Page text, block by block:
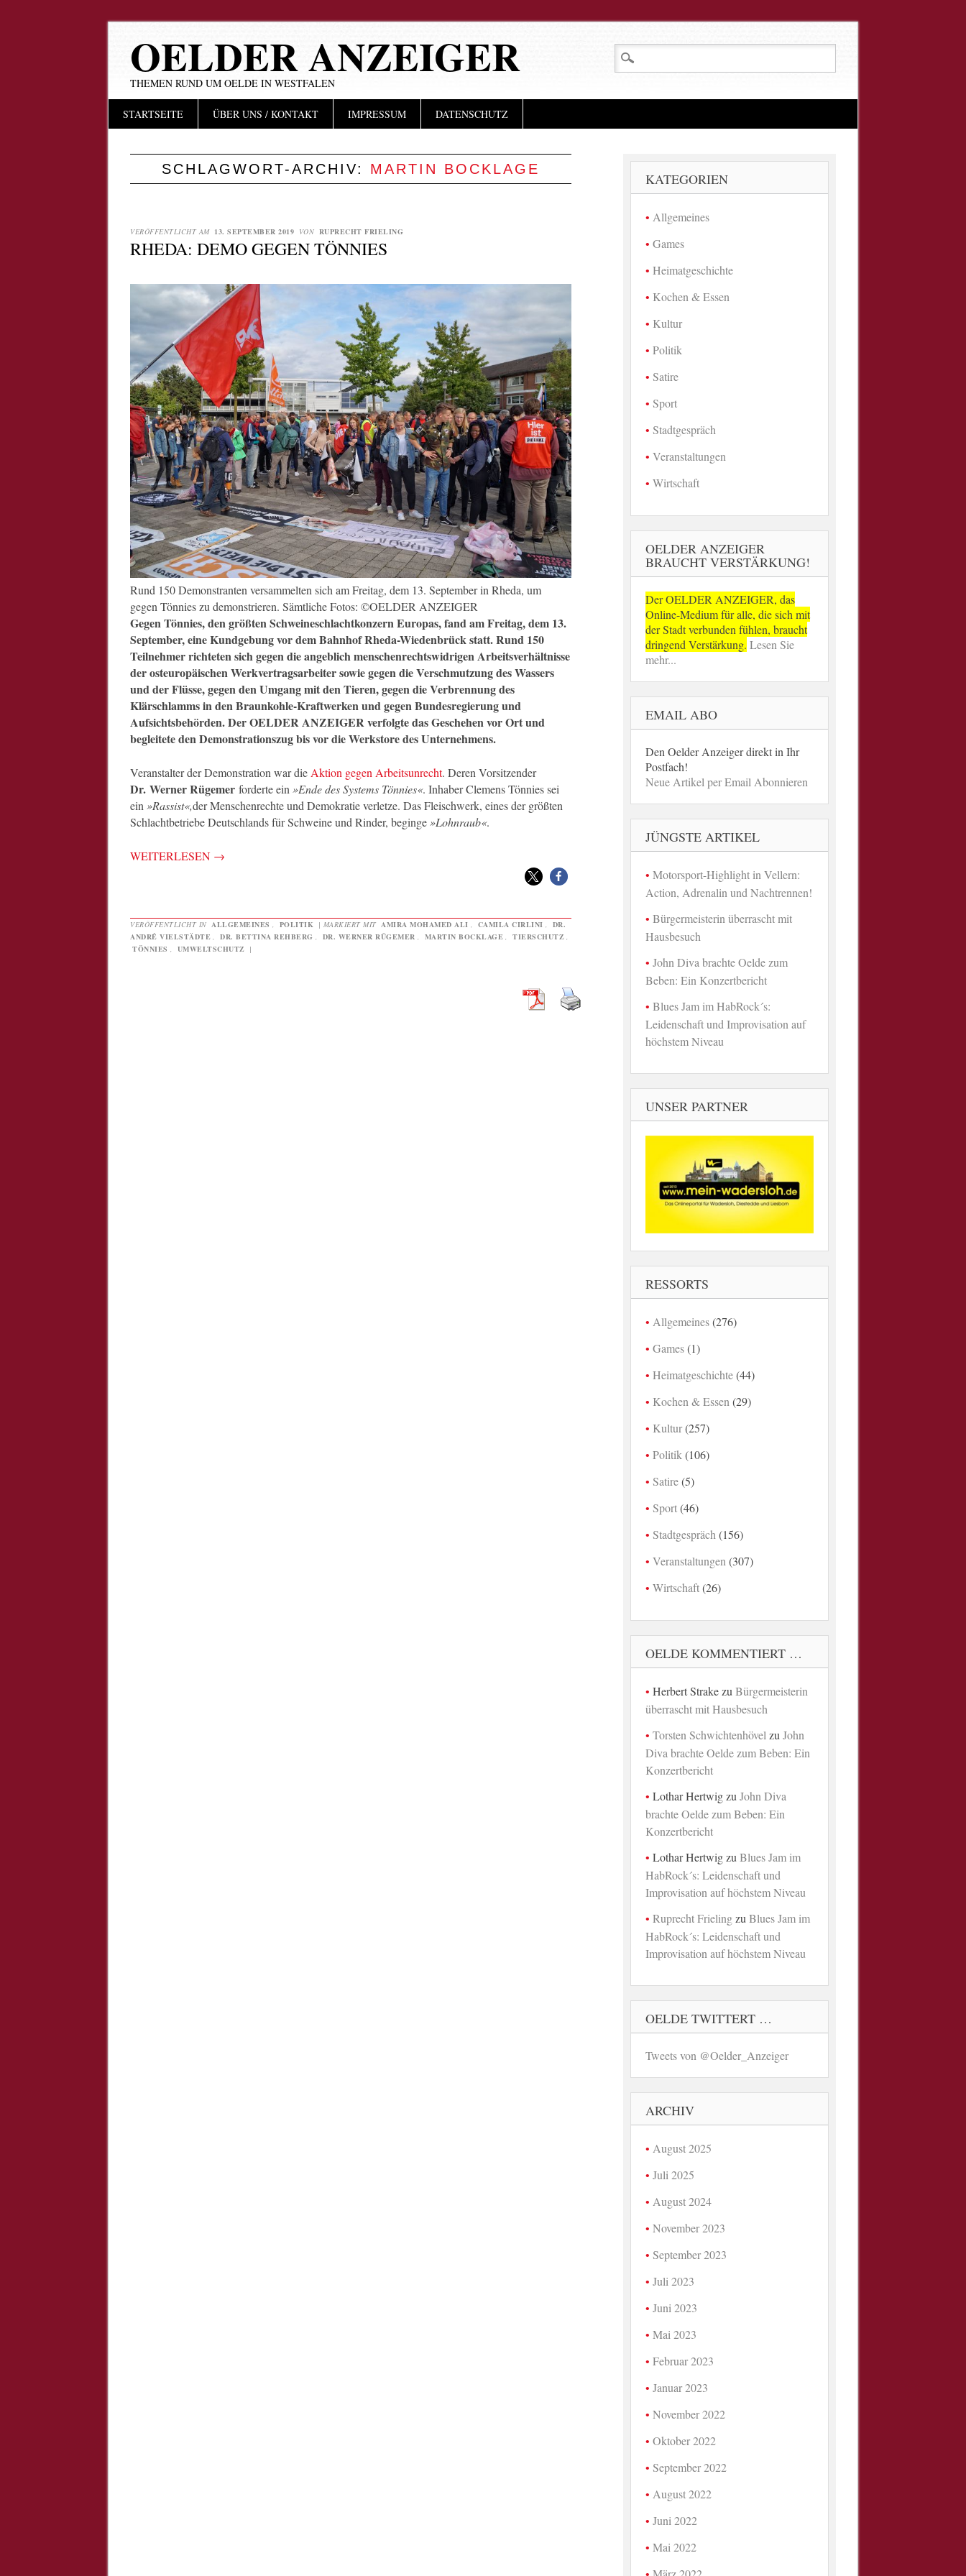
OELDER ANZEIGER
THEMEN RUND UM OELDE IN WESTFALEN
Hauptmenü
InhaltSTARTSEITE ÜBER UNS / KONTAKT IMPRESSUM DATENSCHUTZ
SCHLAGWORT-ARCHIV: MARTIN BOCKLAGE
VERÖFFENTLICHT AM 13. SEPTEMBER 2019 VON RUPRECHT FRIELING
RHEDA: DEMO GEGEN TÖNNIES
Rund 150 Demonstranten versammelten sich am Freitag, dem 13. September in Rheda, um
gegen Tönnies zu demonstrieren. Sämtliche Fotos: ©OELDER ANZEIGER
Gegen Tönnies, den größten Schweineschlachtkonzern Europas, fand am Freitag, dem 13.
September, eine Kundgebung vor dem Bahnhof Rheda-Wiedenbrück statt. Rund 150
Teilnehmer richteten sich gegen die angeblich menschenrechtswidrigen Arbeitsverhältnisse
der osteuropäischen Werkvertragsarbeiter sowie gegen die Verschmutzung des Wassers
und der Flüsse, gegen den Umgang mit den Tieren, gegen die Verbrennung des
Klärschlamms in den Braunkohle-Kraftwerken und gegen Bundesregierung und
Aufsichtsbehörden. Der OELDER ANZEIGER verfolgte das Geschehen vor Ort und
begleitete den Demonstrationszug bis vor die Werkstore des Unternehmens.
Veranstalter der Demonstration war die Aktion gegen Arbeitsunrecht. Deren Vorsitzender
Dr. Werner Rügemer forderte ein »Ende des Systems Tönnies«. Inhaber Clemens Tönnies sei
ein »Rassist«,der Menschenrechte und Demokratie verletze. Das Fleischwerk, eines der größten
Schlachtbetriebe Deutschlands für Schweine und Rinder, beginge»Lohnraub«.
WEITERLESEN →
VERÖFFENTLICHT IN ALLGEMEINES POLITIK | MARKIERT MIT AMIRA MOHAMED ALI CAMILA CIRLINI
DR.
ANDRÉ VIELSTÄDTE
DR. BETTINA REHBERG DR. WERNER RÜGEMER MARTIN BOCKLAGE TIERSCHUTZ
TÖNNIES
UMWELTSCHUTZ |
KATEGORIEN
Allgemeines
Games
Heimatgeschichte
Kochen & Essen
Kultur
Politik
Satire
Sport
Stadtgespräch
Veranstaltungen
Wirtschaft
OELDER ANZEIGER
BRAUCHT VERSTÄRKUNG!
Der OELDER ANZEIGER, das
Online-Medium für alle, die sich mit
der Stadt verbunden fühlen, braucht
dringend Verstärkung. Lesen Sie
mehr...
EMAIL ABO
Den Oelder Anzeiger direkt in Ihr
Postfach!
Neue Artikel per Email Abonnieren
JÜNGSTE ARTIKEL
Motorsport-Highlight in Vellern:
Action, Adrenalin und Nachtrennen!
Bürgermeisterin überrascht mit
Hausbesuch
John Diva brachte Oelde zum
Beben: Ein Konzertbericht
Blues Jam im HabRock´s:
Leidenschaft und Improvisation auf
höchstem Niveau
UNSER PARTNER
RESSORTS
Allgemeines(276)
Games(1)
Heimatgeschichte(44)
Kochen & Essen (29)
Kultur(257)
Politik (106)
Satire(5)
Sport(46)
Stadtgespräch (156)
Veranstaltungen (307)
Wirtschaft(26)
OELDE KOMMENTIERT …
Herbert Strakezu Bürgermeisterin
überrascht mit Hausbesuch
Torsten Schwichtenhövel zu John
Diva brachte Oelde zum Beben: Ein
Konzertbericht
Lothar Hertwigzu John Diva
brachte Oelde zum Beben: Ein
Konzertbericht
Lothar Hertwigzu Blues Jam im
HabRock´s: Leidenschaft und
Improvisation auf höchstem Niveau
Ruprecht Frielingzu Blues Jam im
HabRock´s: Leidenschaft und
Improvisation auf höchstem Niveau
OELDE TWITTERT …
Tweets von @Oelder_Anzeiger
ARCHIV
August 2025
Juli 2025
August 2024
November 2023
September 2023
Juli 2023
Juni 2023
Mai 2023
Februar 2023
Januar 2023
November 2022
Oktober 2022
September 2022
August 2022
Juni 2022
Mai 2022